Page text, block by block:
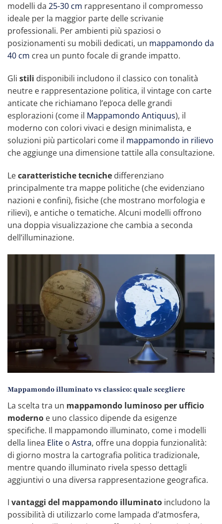
modelli da 25-30 cm rappresentano il compromesso
ideale per la maggior parte delle scrivanie
professionali. Per ambienti più spaziosi o
posizionamenti su mobili dedicati, un mappamondo da
40 cm crea un punto focale di grande impatto.
Gli stili disponibili includono il classico con tonalità
neutre e rappresentazione politica, il vintage con carte
anticate che richiamano l’epoca delle grandi
esplorazioni (come il Mappamondo Antiquus), il
moderno con colori vivaci e design minimalista, e
soluzioni più particolari come il mappamondo in rilievo
che aggiunge una dimensione tattile alla consultazione.
Lecaratteristiche tecniche differenziano
principalmente tra mappe politiche (che evidenziano
nazioni e confini), fisiche (che mostrano morfologia e
rilievi), e antiche o tematiche. Alcuni modelli offrono
una doppia visualizzazione che cambia a seconda
dell’illuminazione.
Mappamondo illuminato vs classico: quale scegliere
La scelta tra un mappamondo luminoso per ufficio
moderno e uno classico dipende da esigenze
specifiche. Il mappamondo illuminato, come i modelli
della linea Elite o Astra, offre una doppia funzionalità:
di giorno mostra la cartografia politica tradizionale,
mentre quando illuminato rivela spesso dettagli
aggiuntivi o una diversa rappresentazione geografica.
I vantaggi del mappamondo illuminato includono la
possibilità di utilizzarlo come lampada d’atmosfera,